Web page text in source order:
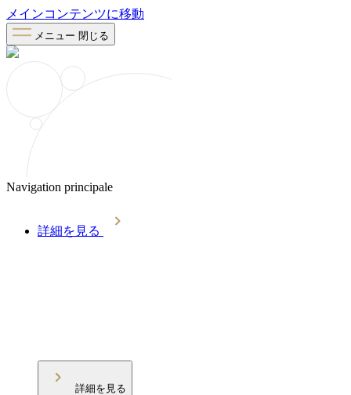
メインコンテンツに移動
メニュー 閉じる
Navigation principale
詳細を見る
詳細を見る